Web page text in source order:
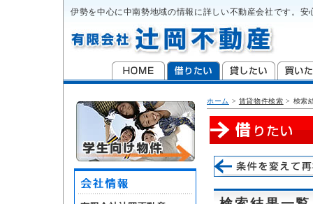
伊勢を中心に中南勢地域の情報に詳しい不動産会社です。安
ホーム > 賃貸物件検索 > 検索